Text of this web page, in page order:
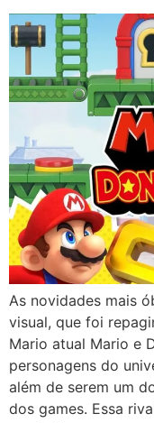
As novidades mais
visual, que foi
Mario atual Mario e
personagens do
além de serem um
dos games. Essa